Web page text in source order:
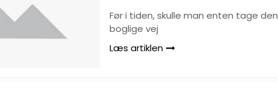
Før i tiden, skulle man enten tage den
boglige vej
Læs artiklen